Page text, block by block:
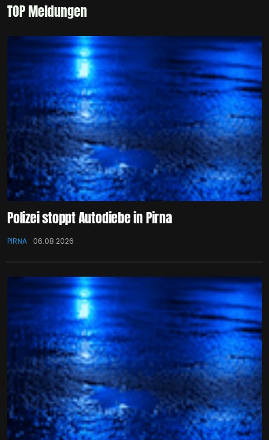
TOP Meldungen
Polizei stoppt Autodiebe in Pirna
PIRNA 06.08.2026